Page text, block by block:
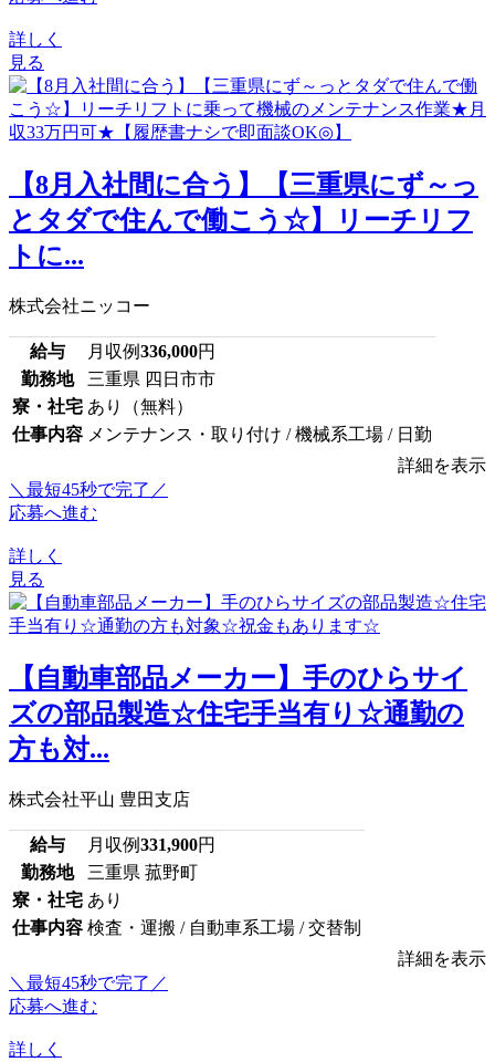
詳しく
見る
【8月入社間に合う】【三重県にず～っ
とタダで住んで働こう☆】リーチリフ
トに...
株式会社ニッコー
給与 月収例336,000円
勤務地
三重県 四日市市
寮・社宅 あり（無料）
仕事内容 メンテナンス・取り付け / 機械系工場 / 日勤
詳細を表示
＼最短45秒で完了／
応募へ進む
詳しく
見る
【自動車部品メーカー】手のひらサイ
ズの部品製造☆住宅手当有り☆通勤の
方も対...
株式会社平山 豊田支店
給与 月収例331,900円
勤務地
三重県 菰野町
寮・社宅 あり
仕事内容 検査・運搬 / 自動車系工場 / 交替制
詳細を表示
＼最短45秒で完了／
応募へ進む
詳しく